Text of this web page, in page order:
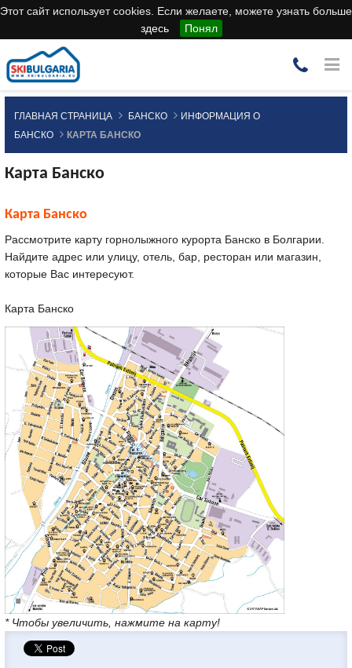
Этот сайт использует cookies. Если желаете, можете узнать больше
здесь
Понял
ГЛАВНАЯ СТРАНИЦА БАНСКО
ИНФОРМАЦИЯ О
БАНСКО
КАРТА БАНСКО
Карта Банско
Карта Банско
Рассмотрите карту горнолыжного курорта Банско в Болгарии.
Найдите адрес или улицу, отель, бар, ресторан или магазин,
которые Вас интересуют.
Карта Банско
* Чтобы увеличить, нажмите на карту!